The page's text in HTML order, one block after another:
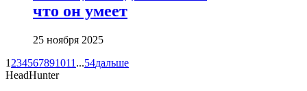
что он умеет
25 ноября 2025
1 234567891011 ...54дальше
HeadHunter